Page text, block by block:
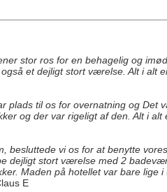
stor ros for en behagelig og
et dejligt stort værelse. Alt i alt
plads til os for overnatning og Det
og der var rigeligt af den. Alt i alt
besluttede vi os for at benytte
dejligt stort værelse med 2
Maden på hotellet var bare lige
E